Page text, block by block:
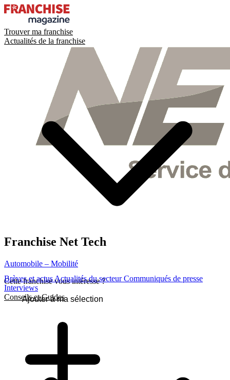
Trouver ma franchise
Actualités de la franchise
Brèves et actusActualités du secteurCommuniqués de presse
Interviews
Conseils et Guides
Franchise Net Tech
Automobile – Mobilité
Cette franchise vous intéresse ?
Ajouter à ma sélection